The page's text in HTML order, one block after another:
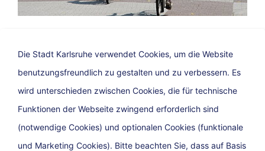
Die Stadt Karlsruhe verwendet Cookies, um die Website
benutzungsfreundlich zu gestalten und zu verbessern. Es
wird unterschieden zwischen Cookies, die für technische
Funktionen der Webseite zwingend erforderlich sind
(notwendige Cookies) und optionalen Cookies (funktionale
und Marketing Cookies). Bitte beachten Sie, dass auf Basis